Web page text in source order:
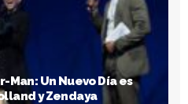
Un Nuevo Día es
y Zendaya